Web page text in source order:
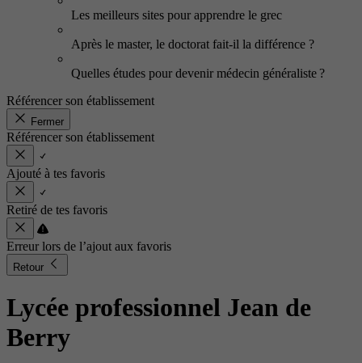
Les meilleurs sites pour apprendre le grec
Après le master, le doctorat fait-il la différence ?
Quelles études pour devenir médecin généraliste ?
Référencer son établissement
Fermer
Référencer son établissement
Ajouté à tes favoris
Retiré de tes favoris
Erreur lors de l’ajout aux favoris
Retour
Lycée professionnel Jean de
Berry